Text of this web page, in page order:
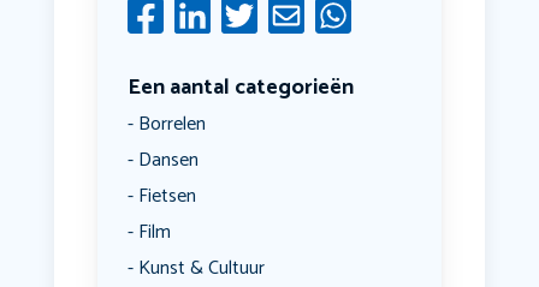
Een aantal categorieën
Borrelen
Dansen
Fietsen
Film
Kunst & Cultuur